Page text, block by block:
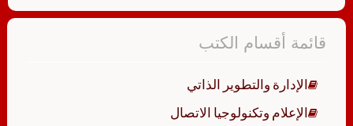
قائمة أقسام الكتب
الإدارة والتطوير الذاتي
الإعلام وتكنولوجيا الاتصال